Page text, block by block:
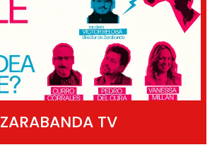
ZARABANDA TV